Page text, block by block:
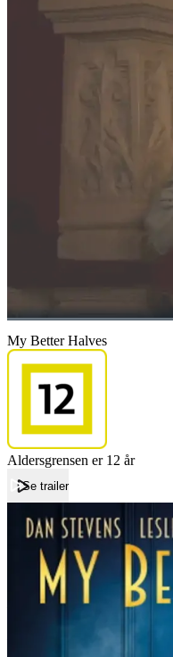
My Better Halves
Aldersgrensen er 12 år
Se trailer
ForsideMy Better Halves
My Better Halves
Forfatter:
Leverandør: